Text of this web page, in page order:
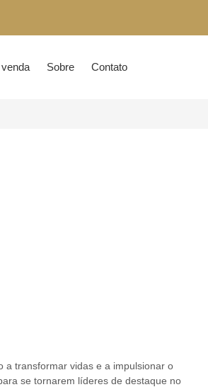
Sobre Contato
a transformar vidas e a impulsionar o
se tornarem líderes de destaque no